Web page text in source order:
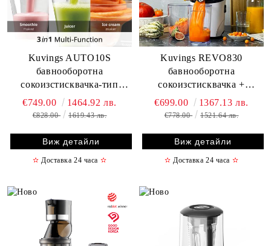
Kuvings AUTO10S
бавнооборотна
сокоизстисквачка-тип
свободни ръце + комплект
приставки за смути и
€749.00 1464.92 лв.
€828.00 1619.43 лв.
Виж детайли
✫ Доставка 24 часа ✫
Kuvings REVO830
бавнооборотна
сокоизстисквачка +
комплект приставки за
смути и сорбе/сладолед
€699.00 1367.13 лв.
€778.00 1521.64 лв.
Виж детайли
✫ Доставка 24 часа ✫